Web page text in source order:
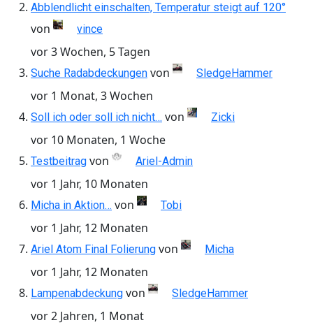
Abblendlicht einschalten, Temperatur steigt auf 120°
von vince
vor 3 Wochen, 5 Tagen
Suche Radabdeckungen von SledgeHammer
vor 1 Monat, 3 Wochen
Soll ich oder soll ich nicht… von Zicki
vor 10 Monaten, 1 Woche
Testbeitrag von Ariel-Admin
vor 1 Jahr, 10 Monaten
Micha in Aktion… von Tobi
vor 1 Jahr, 12 Monaten
Ariel Atom Final Folierung von Micha
vor 1 Jahr, 12 Monaten
Lampenabdeckung von SledgeHammer
vor 2 Jahren, 1 Monat